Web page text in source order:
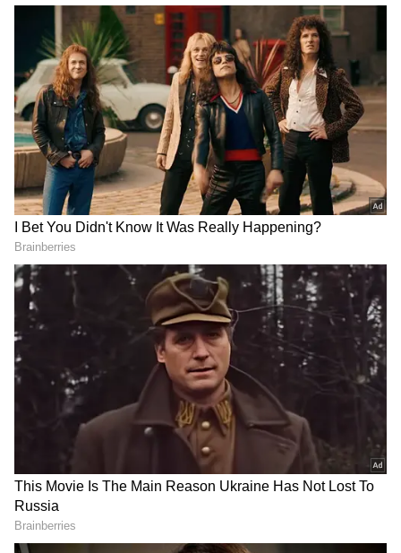
2
6
అయితే, RRR చిత్రంతోనే రామ్ చరణ్ కు సంబంధించిన ఓ
టాప్ సీక్రెట్ ను తారక్ రివీల్ చేయడం ఆసక్తికరంగా
మారింది. ఇప్పుడు మళ్లీ చెర్రీ పేరు నెట్టింట మారుమోగడంతో
ఆ వీడియో వైరల్ గా మారింది.